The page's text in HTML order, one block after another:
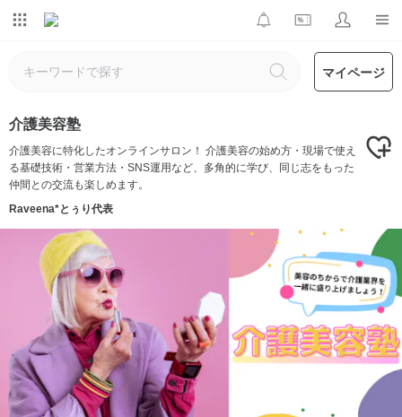
マイページ
介護美容塾
介護美容に特化したオンラインサロン！ 介護美容の始め方・現場で使え
る基礎技術・営業方法・SNS運用など、多角的に学び、同じ志をもった
仲間との交流も楽しめます。
Raveena*とぅり代表